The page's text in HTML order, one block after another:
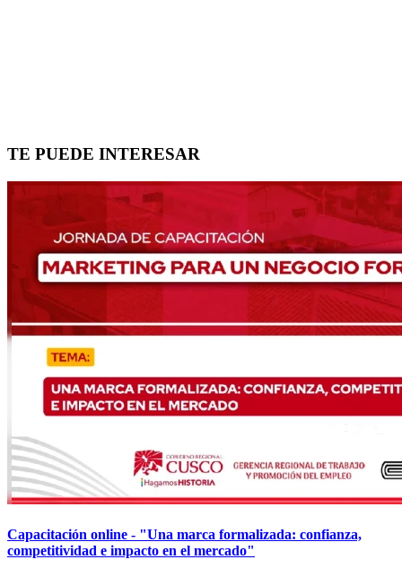
TE PUEDE INTERESAR
Capacitación online - "Una marca formalizada: confianza,
competitividad e impacto en el mercado"